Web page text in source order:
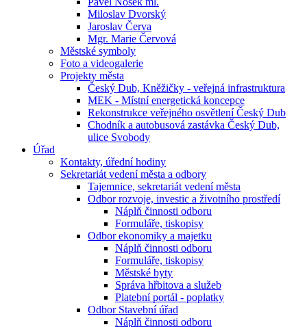
Miloslav Dvorský
Jaroslav Červa
Mgr. Marie Červová
Městské symboly
Foto a videogalerie
Projekty města
Český Dub, Kněžičky - veřejná infrastruktura
MEK - Místní energetická koncepce
Rekonstrukce veřejného osvětlení Český Dub
Chodník a autobusová zastávka Český Dub,
ulice Svobody
Úřad
Kontakty, úřední hodiny
Sekretariát vedení města a odbory
Tajemnice, sekretariát vedení města
Odbor rozvoje, investic a životního prostředí
Náplň činnosti odboru
Formuláře, tiskopisy
Odbor ekonomiky a majetku
Náplň činnosti odboru
Formuláře, tiskopisy
Městské byty
Správa hřbitova a služeb
Platební portál - poplatky
Odbor Stavební úřad
Náplň činnosti odboru